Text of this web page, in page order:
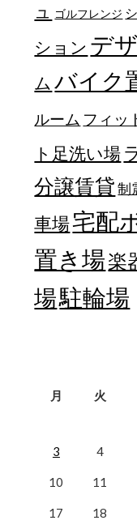
ュ
ゴルフレンジ
ション デ
ム バイク
ルーム フィッ
ト足洗い場
分譲賃貸 制
車場宅配
置き場楽
場駐輪場
月 火
3 4
10 11
17 18